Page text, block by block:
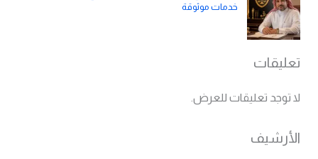
خدمات موثوقة
تعليقات
لا توجد تعليقات للعرض.
الأرشيف